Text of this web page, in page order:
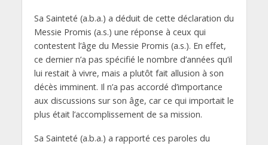
Sa Sainteté (a.b.a.) a déduit de cette déclaration du
Messie Promis (a.s.) une réponse à ceux qui
contestent l’âge du Messie Promis (a.s.). En effet,
ce dernier n’a pas spécifié le nombre d’années qu’il
lui restait à vivre, mais a plutôt fait allusion à son
décès imminent. Il n’a pas accordé d’importance
aux discussions sur son âge, car ce qui importait le
plus était l’accomplissement de sa mission.
Sa Sainteté (a.b.a.) a rapporté ces paroles du